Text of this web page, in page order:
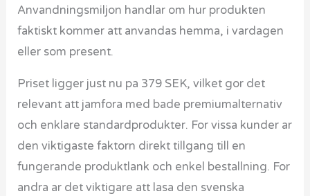
Anvandningsmiljon handlar om hur produkten
faktiskt kommer att anvandas hemma, i vardagen
eller som present.
Priset ligger just nu pa 379 SEK, vilket gor det
relevant att jamfora med bade premiumalternativ
och enklare standardprodukter. For vissa kunder ar
den viktigaste faktorn direkt tillgang till en
fungerande produktlank och enkel bestallning. For
andra ar det viktigare att lasa den svenska